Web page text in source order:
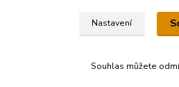
2022 © DOGA
Nastavení
Souhlas můžete